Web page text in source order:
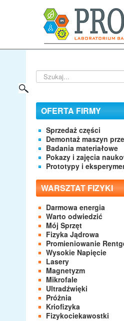
Szukaj...
OFERTA FIRMY
Sprzedaż części
Demontaż maszyn
Badania materiałowe
Pokazy i zajęcia
Prototypy i
WARSZTAT FIZYKI
Darmowa energia
Warto odwiedzić
Mój Sprzęt
Fizyka Jądrowa
Promieniowanie
Wysokie Napięcie
Lasery
Magnetyzm
Mikrofale
Ultradźwięki
Próżnia
Kriofizyka
Fizykociekawostki